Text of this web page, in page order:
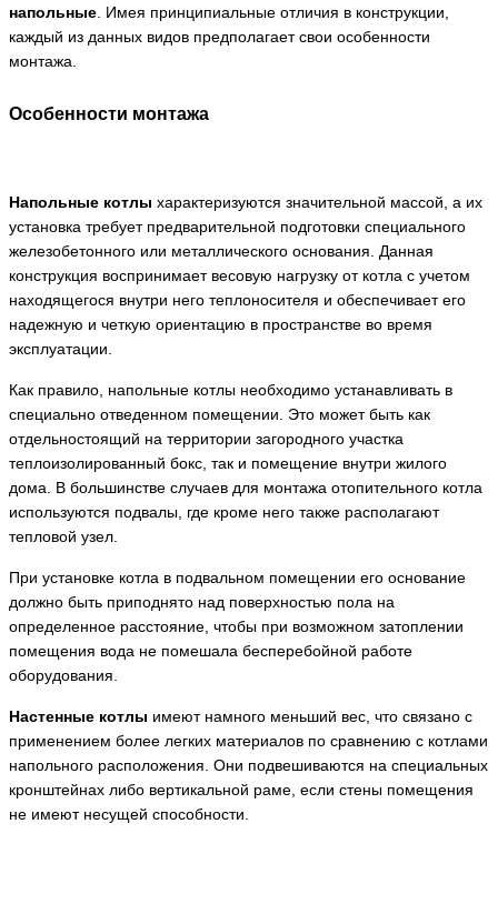
напольные . Имея принципиальные отличия в конструкции,
каждый из данных видов предполагает свои особенности
монтажа.
Особенности монтажа
Напольные котлы характеризуются значительной массой, а их
установка требует предварительной подготовки специального
железобетонного или металлического основания. Данная
конструкция воспринимает весовую нагрузку от котла с учетом
находящегося внутри него теплоносителя и обеспечивает его
надежную и четкую ориентацию в пространстве во время
эксплуатации.
Как правило, напольные котлы необходимо устанавливать в
специально отведенном помещении. Это может быть как
отдельностоящий на территории загородного участка
теплоизолированный бокс, так и помещение внутри жилого
дома. В большинстве случаев для монтажа отопительного котла
используются подвалы, где кроме него также располагают
тепловой узел.
При установке котла в подвальном помещении его основание
должно быть приподнято над поверхностью пола на
определенное расстояние, чтобы при возможном затоплении
помещения вода не помешала бесперебойной работе
оборудования.
Настенные котлы имеют намного меньший вес, что связано с
применением более легких материалов по сравнению с котлами
напольного расположения. Они подвешиваются на специальных
кронштейнах либо вертикальной раме, если стены помещения
не имеют несущей способности.